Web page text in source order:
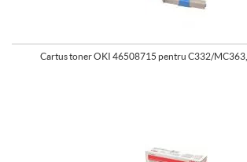
Cartus toner OKI 46508715 pentru C332/